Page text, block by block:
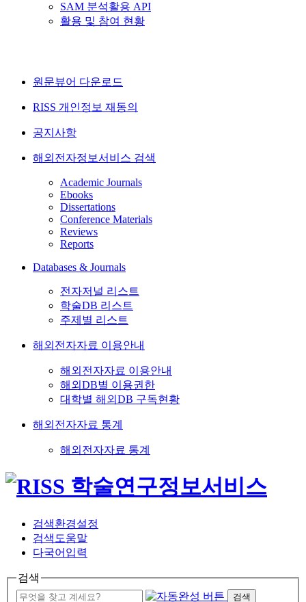
SAM 분석활용 API
활용 및 참여 현황
원문뷰어 다운로드
RISS 개인정보 재동의
공지사항
해외전자정보서비스 검색
Academic Journals
Ebooks
Dissertations
Conference Materials
Reviews
Reports
Databases & Journals
전자저널 리스트
학술DB 리스트
주제별 리스트
해외전자자료 이용안내
해외전자자료 이용안내
해외DB별 이용권한
대학별 해외DB 구독현황
해외전자자료 통계
해외전자자료 통계
검색환경설정
검색도움말
다국어입력
검색
검색